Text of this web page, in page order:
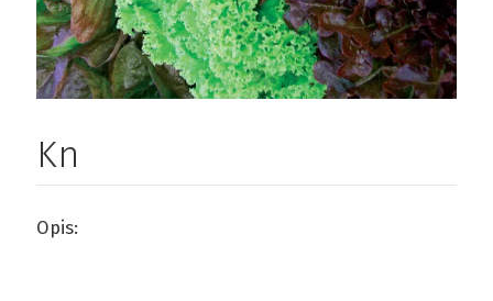
Kn
Opis: